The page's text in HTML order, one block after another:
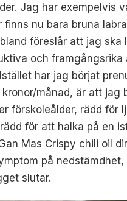
Jag har exempelvis
nu bara bruna
föreslår att jag
och
har jag börjat
månad, är att
förskoleålder, rädd
för att halka på
Mas Crispy chili oil
på
slutar.